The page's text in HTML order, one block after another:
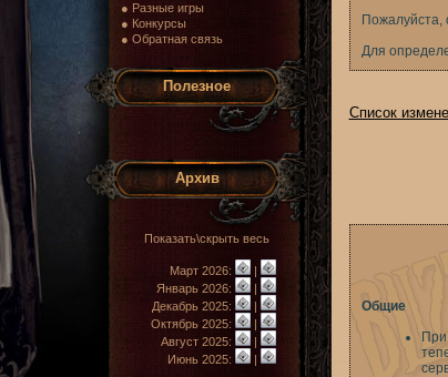
● Разные игры
● Конкурсы
● Обратная связь
Полезное
Архив
Показать\скрыть весь
Март 2026:
|
Январь 2026:
|
Декабрь 2025:
|
Октябрь 2025:
|
Август 2025:
|
Июнь 2025:
|
Пожалуйста,
Для
Список
Общие